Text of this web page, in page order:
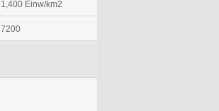
1,400 Einw/km2
7200